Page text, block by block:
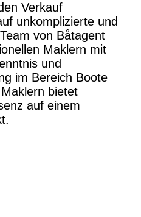
Verkauf
unkomplizierte und
von Båtagent
Maklern mit
und
im Bereich Boote
bietet
auf einem